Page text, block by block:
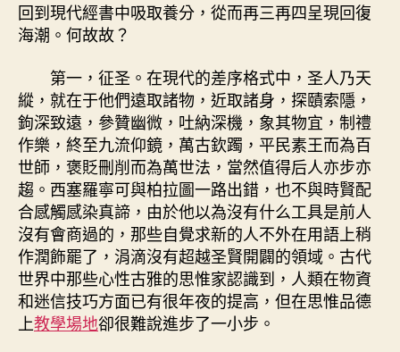
回到現代經書中吸取養分，從而再三再四呈現回復
海潮。何故故？
第一，征圣。在現代的差序格式中，圣人乃天
縱，就在于他們遠取諸物，近取諸身，探賾索隱，
鉤深致遠，參贊幽微，吐納深機，象其物宜，制禮
作樂，終至九流仰鏡，萬古欽躅，平民素王而為百
世師，褒貶刪削而為萬世法，當然值得后人亦步亦
趨。西塞羅寧可與柏拉圖一路出錯，也不與時賢配
合感觸感染真諦，由於他以為沒有什么工具是前人
沒有會商過的，那些自覺求新的人不外在用語上稍
作潤飾罷了，涓滴沒有超越圣賢開闢的領域。古代
世界中那些心性古雅的思惟家認識到，人類在物資
和迷信技巧方面已有很年夜的提高，但在思惟品德
上教學場地卻很難說進步了一小步。